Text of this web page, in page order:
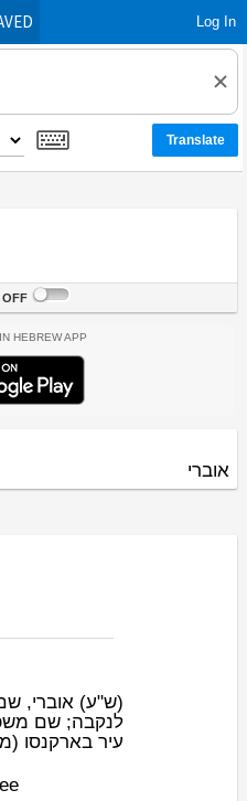
Log In
OFF
Hebrew App
אוברי
(ש"ע) אוברי,
לנקבה; שם
עיר בארקנסו